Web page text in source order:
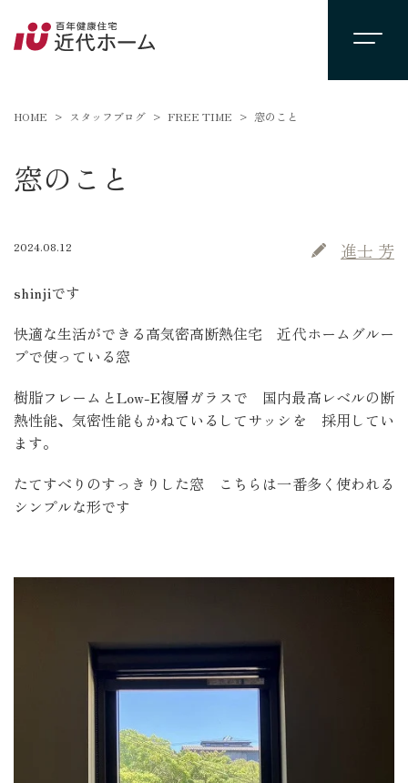
HOME スタッフブログ FREE TIME 窓のこと
窓のこと
2024.08.12 進士 芳
shinjiです
快適な生活ができる高気密高断熱住宅 近代ホームグルー
プで使っている窓
樹脂フレームとLow-E複層ガラスで 国内最高レベルの断
熱性能、気密性能もかねているしてサッシを 採用してい
ます。
たてすべりのすっきりした窓 こちらは一番多く使われる
シンプルな形です